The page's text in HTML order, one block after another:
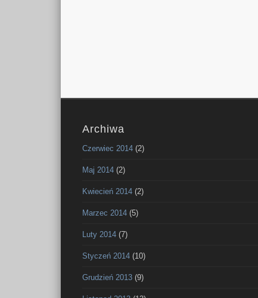
Archiwa
Czerwiec 2014 (2)
Maj 2014 (2)
Kwiecień 2014 (2)
Marzec 2014 (5)
Luty 2014 (7)
Styczeń 2014 (10)
Grudzień 2013 (9)